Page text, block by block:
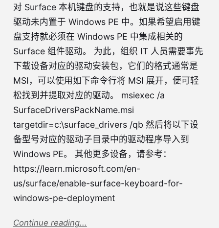
对 Surface 本机键盘的支持，也就是说这些键盘
驱动未内置于 Windows PE 中。如果希望启用键
盘支持就必须在 Windows PE 中集成相关的
Surface 组件驱动。 为此，组织 IT 人员需要事先
下载设备对应的驱动安装包，它们的格式通常是
MSI，可以使用如下命令行将 MSI 展开，便可轻
松找到并提取对应的驱动。 msiexec /a
SurfaceDriversPackName.msi
targetdir=c:\surface_drivers /qb 然后将以下设
备型号对应的驱动子目录中的驱动程序导入到
Windows PE。 其他更多设备，请参考：
https://learn.microsoft.com/en-
us/surface/enable-surface-keyboard-for-
windows-pe-deployment
Continue reading...